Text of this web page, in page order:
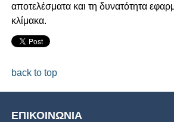
αποτελέσματα και τη δυνατότητα
κλίμακα.
back to top
ΕΠΙΚΟΙΝΩΝΙΑ